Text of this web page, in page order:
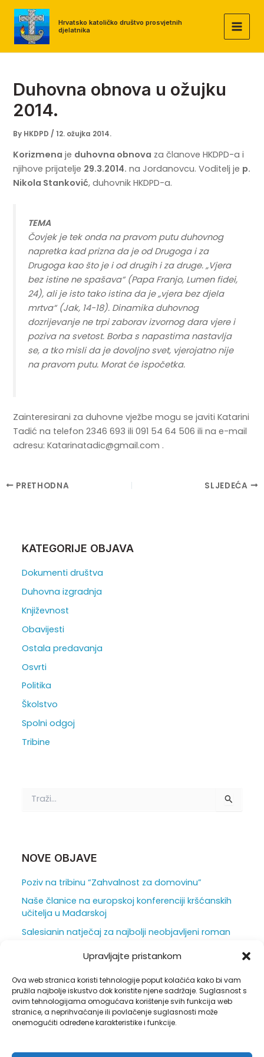
Upravljajte pristankom
Ova web stranica koristi tehnologije poput kolačića kako bi vam
pružila najbolje iskustvo dok koristite njene sadržaje. Suglasnost s
ovim tehnologijama omogućava korištenje svih funkcija web
stranice, a neprihvaćanje ili povlačenje suglasnosti može
onemogućiti određene karakteristike i funkcije.
Skip
content
Hrvatsko katoličko društvo prosvjetnih
djelatnika
MAIN
Duhovna obnova u ožujku
2014.
By HKDPD /12. ožujka 2014.
Korizmena je duhovna obnova za članove HKDPD-a i
njihove prijatelje 29.3.2014. na Jordanovcu. Voditelj je p.
Nikola Stanković, duhovnik HKDPD-a.
TEMA
Čovjek je tek onda na pravom putu duhovnog
napretka kad prizna da je od Drugoga i za
Drugoga kao što je i od drugih i za druge. „Vjera
bez istine ne spašava“ (Papa Franjo, Lumen fidei,
24), ali je isto tako istina da je „vjera bez djela
mrtva“ (Jak, 14-18). Dinamika duhovnog
dozrijevanje ne trpi zaborav izvornog dara vjere i
poziva na svetost. Borba s napastima nastavlja
se, a tko misli da je dovoljno svet, vjerojatno nije
na pravom putu. Morat će ispočetka.
Zainteresirani za duhovne vježbe mogu se javiti Katarini
Tadić na telefon 2346 693 ili 091 54 64 506 ili na e-mail
adresu: Katarinatadic@gmail.com .
PostPRETHODNA SLJEDEĆA
KATEGORIJE OBJAVA
Dokumenti društva
Duhovna izgradnja
Književnost
Obavijesti
Ostala predavanja
Osvrti
Politika
Školstvo
Spolni odgoj
Tribine
:NOVE OBJAVE
Poziv na tribinu “Zahvalnost za domovinu”
Naše članice na europskoj konferenciji kršćanskih
učitelja u Mađarskoj
Salesianin natječaj za najbolji neobjavljeni roman
Ljepota i težina škole iz vizure ravnatelja
Duhovna obnova u sjeni hrastova